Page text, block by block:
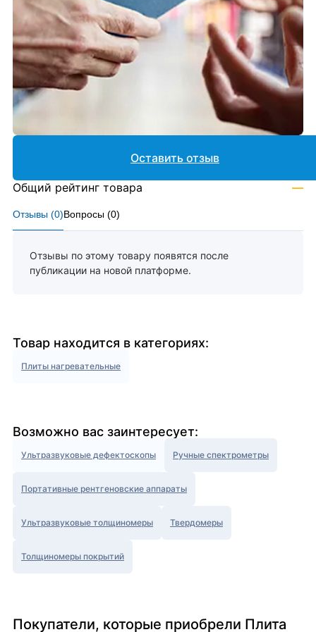
Отзывы (0)Вопросы (0)
Отзывы по этому товару появятся после
публикации на новой платформе.
Оставить отзыв
Общий рейтинг товара —
Товар находится в категориях:
Плиты нагревательные
Возможно вас заинтересует:
Ультразвуковые дефектоскопы Ручные спектрометры
Портативные рентгеновские аппараты
Ультразвуковые толщиномеры Твердомеры
Толщиномеры покрытий
Покупатели, которые приобрели Плита